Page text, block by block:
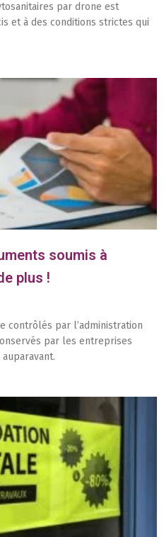
par drone est
et à des conditions strictes qui
soumis à
plus !
contrôlés par l’administration
par les entreprises